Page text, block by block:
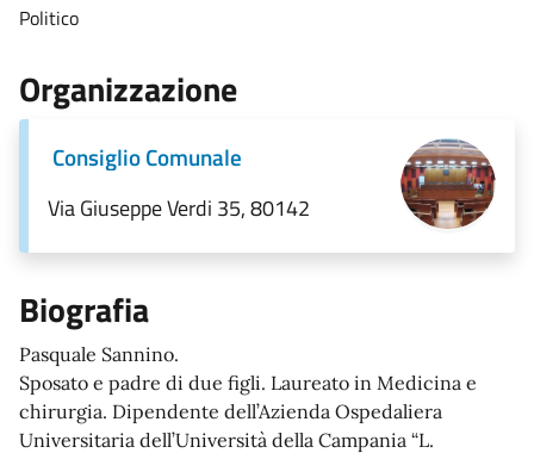
Politico
Organizzazione
Consiglio Comunale
Via Giuseppe Verdi 35, 80142
Biografia
Pasquale Sannino.
Sposato e padre di due figli. Laureato in Medicina e
chirurgia. Dipendente dell’Azienda Ospedaliera
Universitaria dell’Università della Campania “L.